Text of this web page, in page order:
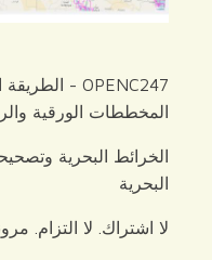
OPENC247 - الطريقة الأكثر ذكاءً للإبحار!
المخططات الورقية
الخرائط البحرية
البحرية
لا اشتراك. لا التزام.